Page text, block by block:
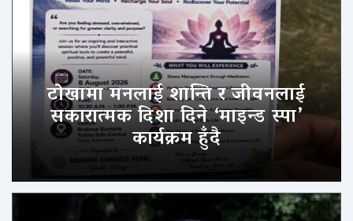
टोखामा मनलाई शान्ति र जीवनलाई
सकारात्मक दिशा दिने ‘माइन्ड स्पा’
कार्यक्रम हुँदै